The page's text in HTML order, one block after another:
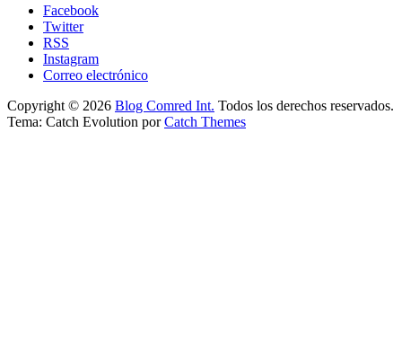
Facebook
Twitter
RSS
Instagram
Correo electrónico
Copyright © 2026 Blog Comred Int. Todos los derechos reservados.
Tema: Catch Evolution porCatch Themes